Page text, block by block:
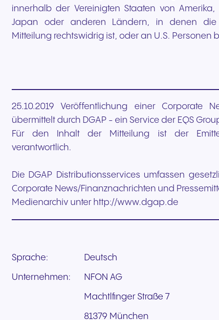
innerhalb der Vereinigten Staaten von
Japan oder anderen Ländern, in denen die
Mitteilung rechtswidrig ist, oder an U.S. Personen
25.10.2019 Veröffentlichung einer Corporate
übermittelt durch DGAP - ein Service der EQS
Für den Inhalt der Mitteilung ist der
verantwortlich.
Die DGAP Distributionsservices umfassen
Corporate News/Finanznachrichten und
Medienarchiv unter http://www.dgap.de
Sprache: Deutsch
Unternehmen: NFON AG
Machtlfinger Straße 7
81379 München